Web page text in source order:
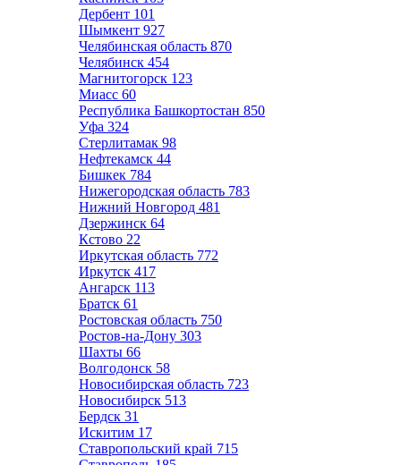
Дербент 101
Шымкент 927
Челябинская область 870
Челябинск 454
Магнитогорск 123
Миасс 60
Республика Башкортостан 850
Уфа 324
Стерлитамак 98
Нефтекамск 44
Бишкек 784
Нижегородская область 783
Нижний Новгород 481
Дзержинск 64
Кстово 22
Иркутская область 772
Иркутск 417
Ангарск 113
Братск 61
Ростовская область 750
Ростов-на-Дону 303
Шахты 66
Волгодонск 58
Новосибирская область 723
Новосибирск 513
Бердск 31
Искитим 17
Ставропольский край 715